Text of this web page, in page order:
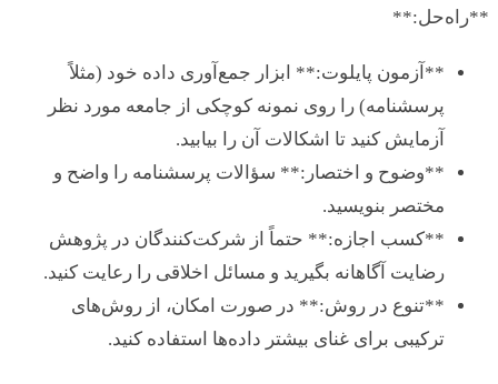
**آزمون پایلوت:** ابزار جمع‌آوری داده خود (مثلاً
پرسشنامه) را روی نمونه کوچکی از جامعه مورد نظر
آزمایش کنید تا اشکالات آن را بیابید.
**وضوح و اختصار:** سؤالات پرسشنامه را واضح و
مختصر بنویسید.
**کسب اجازه:** حتماً از شرکت‌کنندگان در پژوهش
رضایت آگاهانه بگیرید و مسائل اخلاقی را رعایت کنید.
**تنوع در روش:** در صورت امکان، از روش‌های
ترکیبی برای غنای بیشتر داده‌ها استفاده کنید.